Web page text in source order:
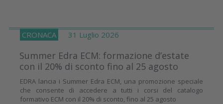
CRONACA 31 Luglio 2026
Summer Edra ECM: formazione d’estate
con il 20% di sconto fino al 25 agosto
EDRA lancia i Summer Edra ECM, una promozione speciale
che consente di accedere a tutti i corsi del catalogo
formativo ECM con il 20% di sconto, fino al 25 agosto